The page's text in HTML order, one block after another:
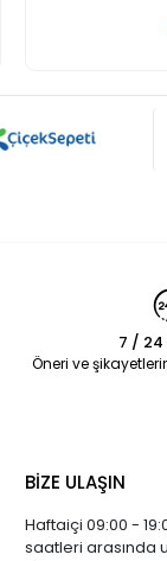
7 / 24
Öneri ve
BİZE ULAŞIN
Haftaiçi 09:00 -
saatleri arasında